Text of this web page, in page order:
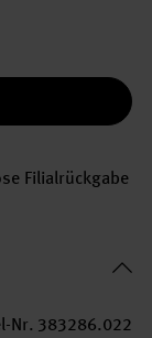
Filial­rückgabe
Nr. 383286.022